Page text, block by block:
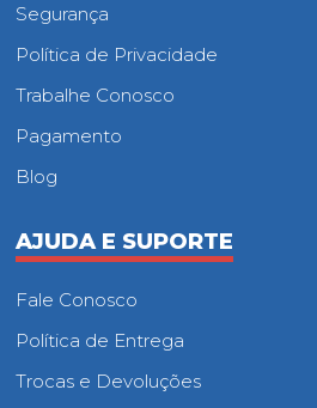
Segurança
Política de Privacidade
Trabalhe Conosco
Pagamento
Blog
AJUDA E SUPORTE
Fale Conosco
Política de Entrega
Trocas e Devoluções